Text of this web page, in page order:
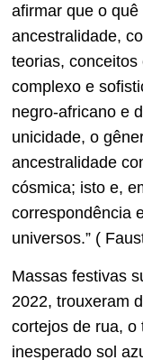
afirmar que o
ancestralidade,
teorias, conceitos
complexo e
negro-africano e
unicidade, o
ancestralidade
cósmica; isto e,
correspondência
universos.” (
Massas festivas
2022, trouxeram
cortejos de rua, o
inesperado sol